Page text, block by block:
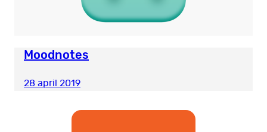
Moodnotes
28 april 2019